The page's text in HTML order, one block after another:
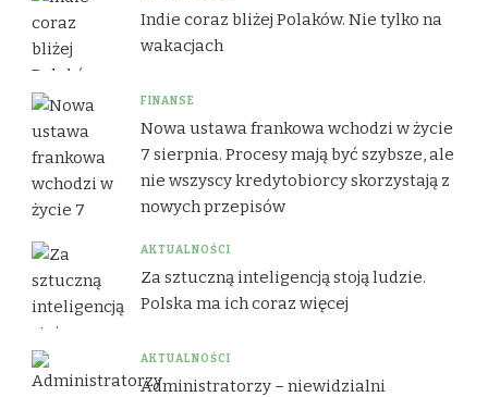
Indie coraz bliżej Polaków. Nie tylko na
wakacjach
FINANSE
Nowa ustawa frankowa wchodzi w życie
7 sierpnia. Procesy mają być szybsze, ale
nie wszyscy kredytobiorcy skorzystają z
nowych przepisów
AKTUALNOŚCI
Za sztuczną inteligencją stoją ludzie.
Polska ma ich coraz więcej
AKTUALNOŚCI
Administratorzy – niewidzialni